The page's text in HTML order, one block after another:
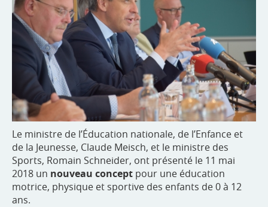
Le ministre de l’Éducation nationale, de l’Enfance et
de la Jeunesse, Claude Meisch, et le ministre des
Sports, Romain Schneider, ont présenté le 11 mai
2018 un nouveau concept pour une éducation
motrice, physique et sportive des enfants de 0 à 12
ans.